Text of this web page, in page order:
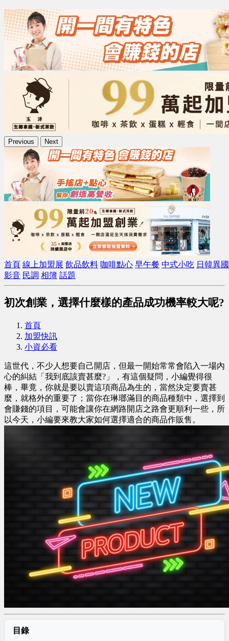
Previous Next
首頁 線上加盟展 飲品飲料 咖啡點心 早午餐 中式小吃 日韓異國
影音 民調 相簿 話題
初次創業，選擇什麼樣的產品成功機率較大呢?
首頁
加盟快訊
小資必看
這世代，不少人想要自己開店，但最一開始常常會陷入一場內
心的糾結「我到底該賣甚麼?」，有這個疑問，小編覺得很
棒，畢竟，你就是要以賣這項商品為生的，當然決定要賣甚
麼，就格外的重要了；當你在琳瑯滿目的商品種類中，選擇到
會賺錢的項目，可能會讓你在網路開店之路會更順利一些，所
以今天，小編要來教大家如何選擇適合的商品作販售。
目錄